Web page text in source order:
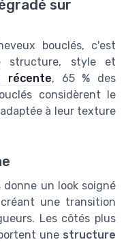
sur
bouclés, c'est
structure, style et
récente, 65 % des
considèrent le
à leur texture
un look soigné
une transition
Les côtés plus
une structure